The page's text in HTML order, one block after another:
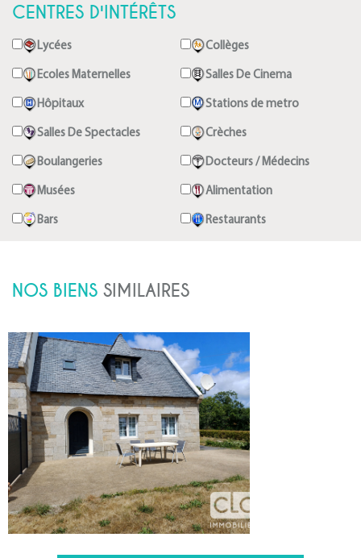
CENTRES D'INTÉRÊTS
Lycées Collèges
Ecoles Maternelles Salles De Cinema
Hôpitaux Stations de metro
Salles De Spectacles Crèches
Boulangeries Docteurs / Médecins
Musées Alimentation
Bars Restaurants
NOS BIENS SIMILAIRES